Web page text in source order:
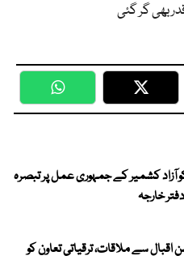
بھی گر گئی
WhatsApp
آزاد کشمیر کے جمہوری عمل پر تبصرہ
خارجہ
سے ملاقات، ترقیاتی تعاون کو